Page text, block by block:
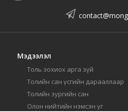
Мэдээлэл
Толь зохиох арга зүй
Толийн сан үсгийн дарааллаар
Толийн зургийн сан
Олон нийтийн нэмсэн үг